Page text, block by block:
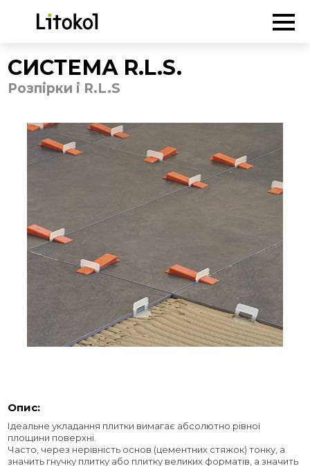
ГОЛОВНА -Продукція
СИСТЕМА R.L.S.
Розпірки і R.L.S
Опис:
Ідеальне укладання плитки вимагає абсолютно рівної
площини поверхні.
Часто, через нерівність основ (цементних стяжок) тонку, а
значить гнучку плитку або плитку великих форматів, а значить